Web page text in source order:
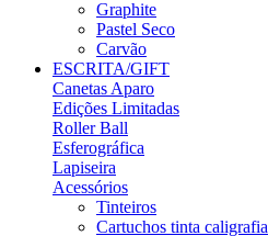
Graphite
Pastel Seco
Carvão
ESCRITA/GIFT
Canetas Aparo
Edições Limitadas
Roller Ball
Esferográfica
Lapiseira
Acessórios
Tinteiros
Cartuchos tinta caligrafia